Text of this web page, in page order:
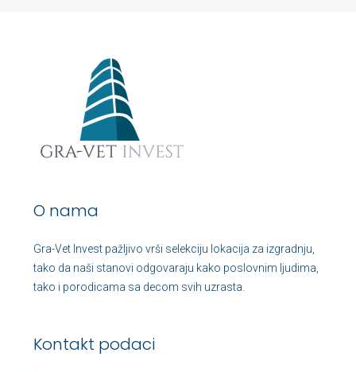
O nama
Gra-Vet Invest pažljivo vrši selekciju lokacija za izgradnju,
tako da naši stanovi odgovaraju kako poslovnim ljudima,
tako i porodicama sa decom svih uzrasta.
Kontakt podaci